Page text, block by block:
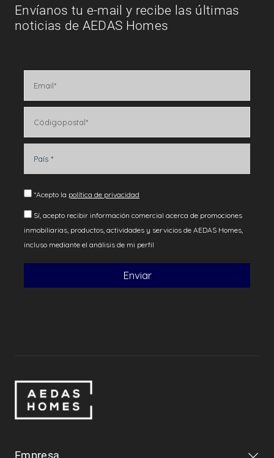
Envíanos tu e-mail y recibe las últimas
noticias de AEDAS Homes
Empresa